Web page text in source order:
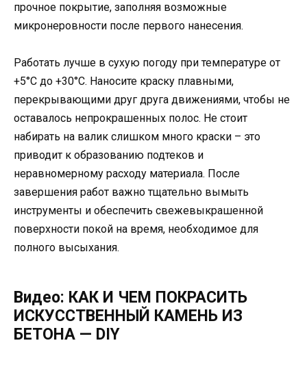
прочное покрытие, заполняя возможные
микронеровности после первого нанесения.
Работать лучше в сухую погоду при температуре от
+5°C до +30°C. Наносите краску плавными,
перекрывающими друг друга движениями, чтобы не
оставалось непрокрашенных полос. Не стоит
набирать на валик слишком много краски – это
приводит к образованию подтеков и
неравномерному расходу материала. После
завершения работ важно тщательно вымыть
инструменты и обеспечить свежевыкрашенной
поверхности покой на время, необходимое для
полного высыхания.
Видео: КАК И ЧЕМ ПОКРАСИТЬ
ИСКУССТВЕННЫЙ КАМЕНЬ ИЗ
БЕТОНА — DIY